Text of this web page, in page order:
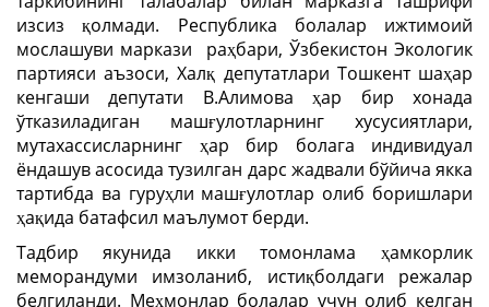
изсиз қолмади. Республика болалар ижтимоий
мослашуви маркази
раҳбари, Ўзбекистон Экологик
партияси аъзоси, Халқ депутатлари Тошкент шаҳар
кенгаши депутати В.Алимова ҳар бир хонада
ўтказиладиган машғулотларнинг хусусиятлари,
мутахассисларнинг ҳар бир болага индивидуал
ёндашув асосида тузилган дарс жадвали бўйича якка
тартибда ва гуруҳли машғулотлар олиб боришлари
ҳақида батафсил маълумот берди.
Тадбир якунида икки томонлама ҳамкорлик
меморандуми имзоланиб, истиқболдаги режалар
белгиланди. Меҳмонлар болалар учун олиб келган